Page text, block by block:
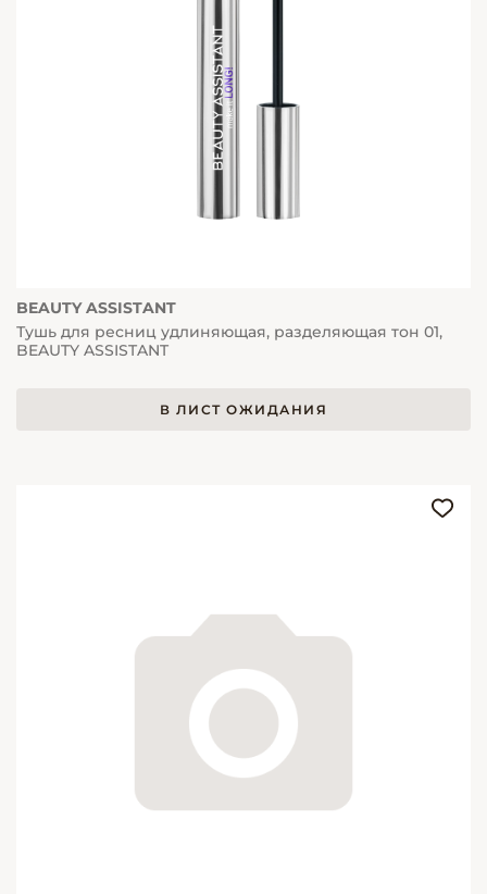
BEAUTY ASSISTANT
Тушь для ресниц удлиняющая, разделяющая тон 01,
BEAUTY ASSISTANT
В ЛИСТ ОЖИДАНИЯ